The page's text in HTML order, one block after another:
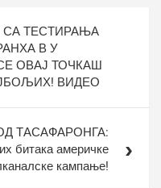
ТЕСТИРАЊА
В У
ОВАЈ ТОЧКАШ
ВИДЕО
ТАСАФАРОНГА:
битака америчке
кампање!